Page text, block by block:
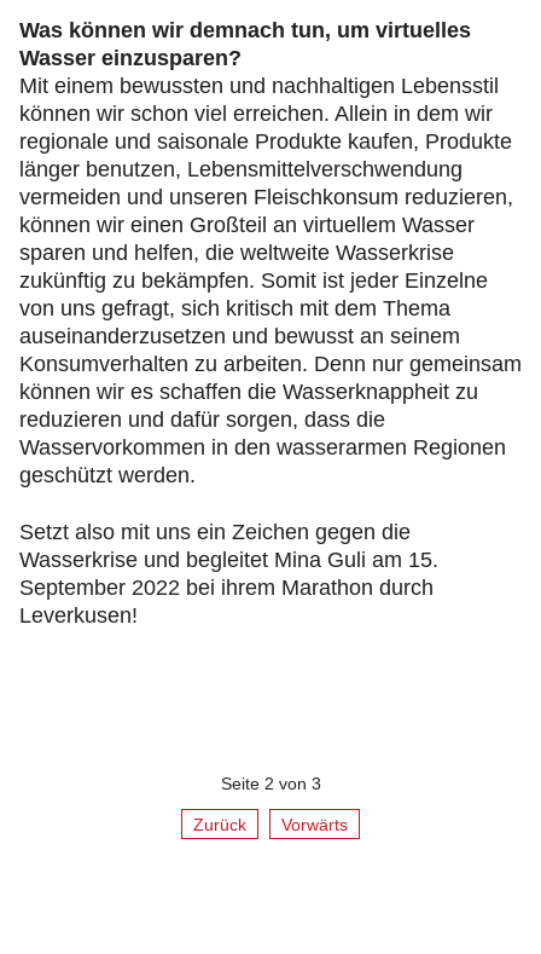
Was können wir demnach tun, um virtuelles
Wasser einzusparen?
Mit einem bewussten und nachhaltigen Lebensstil
können wir schon viel erreichen. Allein in dem wir
regionale und saisonale Produkte kaufen, Produkte
länger benutzen, Lebensmittelverschwendung
vermeiden und unseren Fleischkonsum reduzieren,
können wir einen Großteil an virtuellem Wasser
sparen und helfen, die weltweite Wasserkrise
zukünftig zu bekämpfen. Somit ist jeder Einzelne
von uns gefragt, sich kritisch mit dem Thema
auseinanderzusetzen und bewusst an seinem
Konsumverhalten zu arbeiten. Denn nur gemeinsam
können wir es schaffen die Wasserknappheit zu
reduzieren und dafür sorgen, dass die
Wasservorkommen in den wasserarmen Regionen
geschützt werden.
Setzt also mit uns ein Zeichen gegen die
Wasserkrise und begleitet Mina Guli am 15.
September 2022 bei ihrem Marathon durch
Leverkusen!
Seite 2 von 3
Zurück Vorwärts